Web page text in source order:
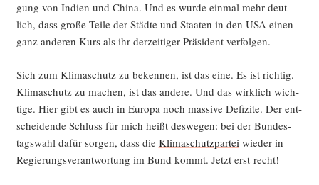
fach
gung von Indi­en und Chi­na. Und es wur­de ein­mal mehr deut­
lich, dass gro­ße Tei­le der Städ­te und Staa­ten in den USA einen
ganz ande­ren Kurs als ihr der­zei­ti­ger Prä­si­dent verfolgen.
Sich zum Kli­ma­schutz zu beken­nen, ist das eine. Es ist rich­tig.
Kli­ma­schutz zu machen, ist das ande­re. Und das wirk­lich wich­
ti­ge. Hier gibt es auch in Euro­pa noch mas­si­ve Defi­zi­te. Der ent­
schei­den­de Schluss für mich heißt des­we­gen: bei der Bun­des­
tags­wahl dafür sor­gen, dass die Kli­ma­schutz­par­tei wie­der in
Regie­rungs­ver­ant­wor­tung im Bund kommt. Jetzt erst recht!